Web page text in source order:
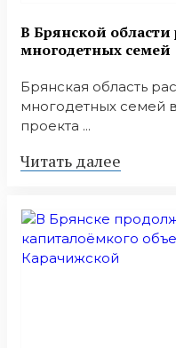
В Брянской
многодетных семей
Брянская область
многодетных семей
проекта ...
Читать далее